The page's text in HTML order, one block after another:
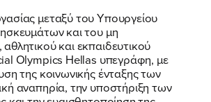
μεταξύ του Υπουργείου
και του μη
και εκπαιδευτικού
Olympics Hellas υπεγράφη, με
της κοινωνικής ένταξης των
αναπηρία, την υποστήριξη των
και τους τους
του δικτυακού τόπου του
Γραφείου της Βουλευτού
Κεραμέως
και τους τους
του δικτυακού τόπου του
Γραφείου της Βουλευτού
Κεραμέως